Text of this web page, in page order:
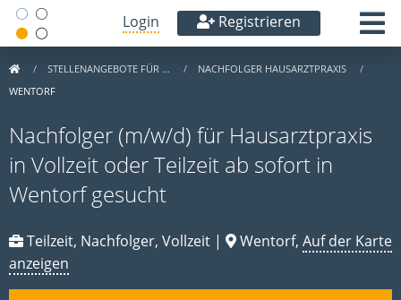
Login Registrieren
STELLENANGEBOTE FÜR …
NACHFOLGER HAUSARZTPRAXIS
WENTORF
Nachfolger (m/w/d) für Hausarztpraxis
in Vollzeit oder Teilzeit ab sofort in
Wentorf gesucht
Teilzeit, Nachfolger, Vollzeit | Wentorf, Auf der Karte
anzeigen